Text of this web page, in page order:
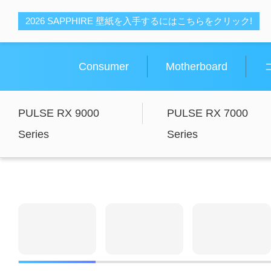
2026 SAPPHIRE 壁紙を入手するにはこちらをクリック!
Consumer Motherboard
PULSE RX 9000
Series
PULSE RX 7000
Series
デ
ュ
ア
デ
ュ
ア